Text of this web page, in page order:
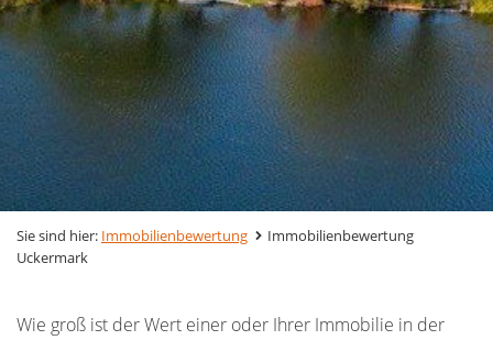
Sie sind hier: Immobilienbewertung
Immobilienbewertung
Uckermark
Wie groß ist der Wert einer oder Ihrer Immobilie in der